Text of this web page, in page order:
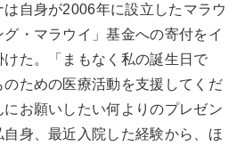
自身が2006年に設立したマラウ
・マラウイ」基金への寄付をイ
た。「まもなく私の誕生日で
ための医療活動を支援してくだ
お願いしたい何よりのプレゼン
自身、最近入院した経験から、ほ